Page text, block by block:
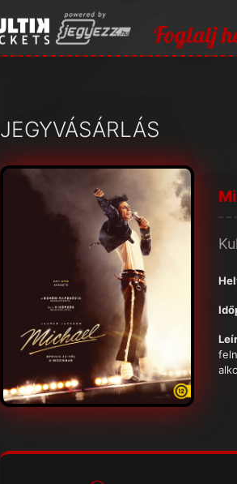
Foglalj
JEGYVÁSÁRLÁS